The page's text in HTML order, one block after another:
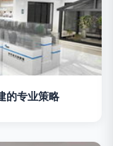
的专业策略